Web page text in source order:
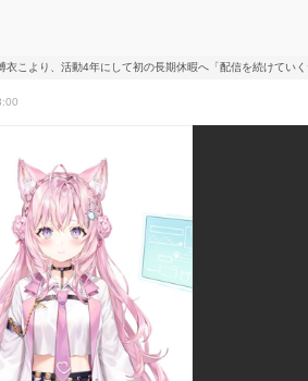
衣こより、活動4年にして初の長期休暇へ「配信を続けてい